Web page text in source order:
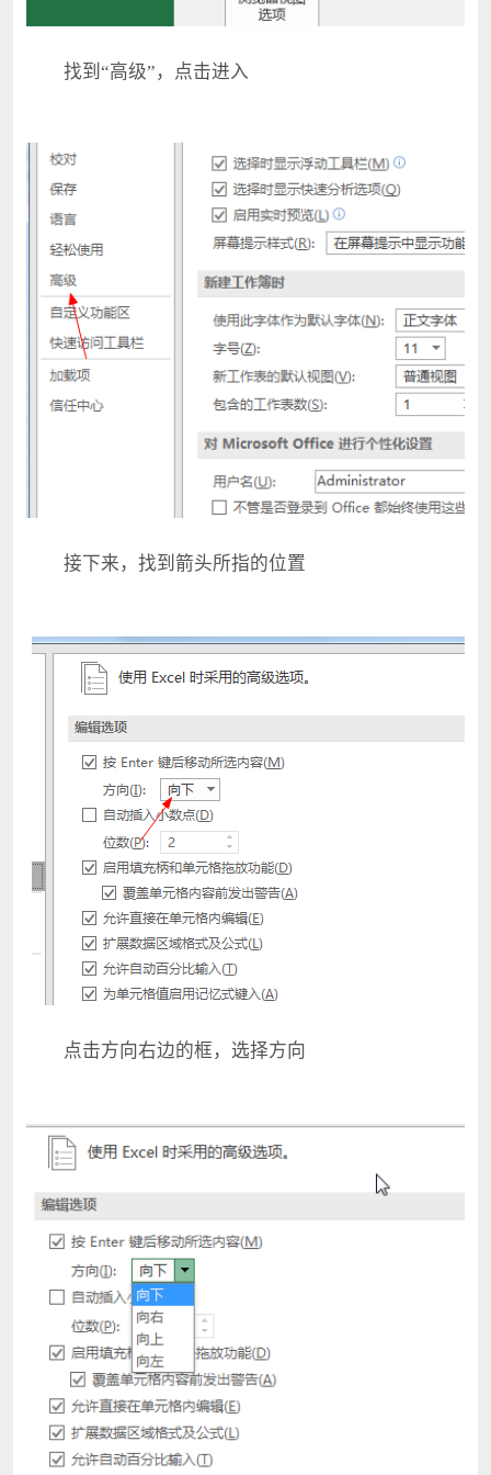
找到“高级”，点击进入
接下来，找到箭头所指的位置
点击方向右边的框，选择方向